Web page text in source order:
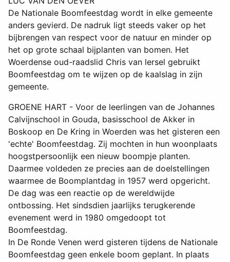
De Nationale Boomfeestdag wordt in elke gemeente
anders gevierd. De nadruk ligt steeds vaker op het
bijbrengen van respect voor de natuur en minder op
het op grote schaal bijplanten van bomen. Het
Woerdense oud-raadslid Chris van lersel gebruikt
Boomfeestdag om te wijzen op de kaalslag in zijn
gemeente.
GROENE HART - Voor de leerlingen van de Johannes
Calvijnschool in Gouda, basisschool de Akker in
Boskoop en De Kring in Woerden was het gisteren een
'echte' Boomfeestdag. Zij mochten in hun woonplaats
hoogstpersoonlijk een nieuw boompje planten.
Daarmee voldeden ze precies aan de doelstellingen
waarmee de Boomplantdag in 1957 werd opgericht.
De dag was een reactie op de wereldwijde
ontbossing. Het sindsdien jaarlijks terugkerende
evenement werd in 1980 omgedoopt tot
Boomfeestdag.
In De Ronde Venen werd gisteren tijdens de Nationale
Boomfeestdag geen enkele boom geplant. In plaats